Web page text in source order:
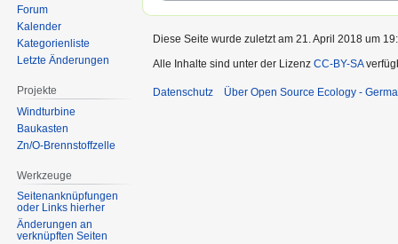
Forum
Kalender
Kategorienliste
Letzte Änderungen
Projekte
Windturbine
Baukasten
Zn/O-Brennstoffzelle
Werkzeuge
Seitenanknüpfungen
oder Links hierher
Änderungen an
verknüpften Seiten
Diese Seite wurde zuletzt am 21. April 2018 um
Alle Inhalte sind unter der Lizenz CC-BY-SA
Datenschutz Über Open Source Ecology -